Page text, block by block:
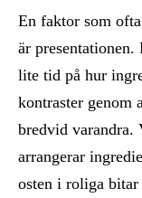
En faktor som
är
lite tid på hur
kontraster genom
bredvid varandra.
arrangerar
osten i roliga bitar